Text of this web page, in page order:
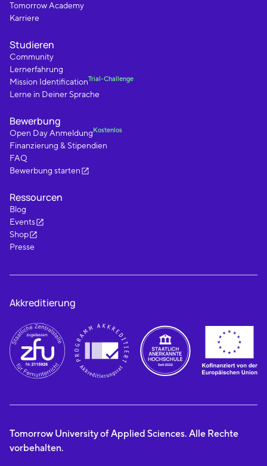
Tomorrow Academy
Karriere
Studieren
Community
Lernerfahrung
Mission IdentificationTrial-Challenge
Lerne in Deiner Sprache
Bewerbung
Open Day AnmeldungKostenlos
Finanzierung & Stipendien
FAQ
Bewerbung starten
Ressourcen
Blog
Events
Shop
Presse
Akkreditierung
Tomorrow University of Applied Sciences. Alle Rechte
vorbehalten.